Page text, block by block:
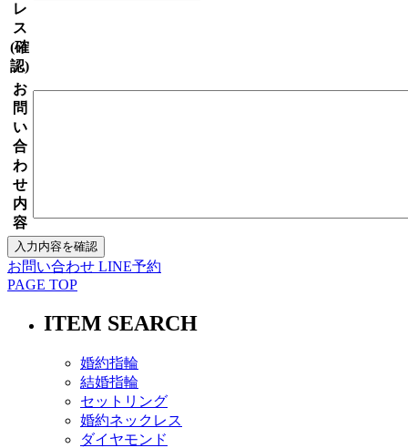
レ
ス
(確
認)
お
問
い
合
わ
せ
内
容
お問い合わせ LINE予約
PAGE TOP
ITEM SEARCH
婚約指輪
結婚指輪
セットリング
婚約ネックレス
ダイヤモンド